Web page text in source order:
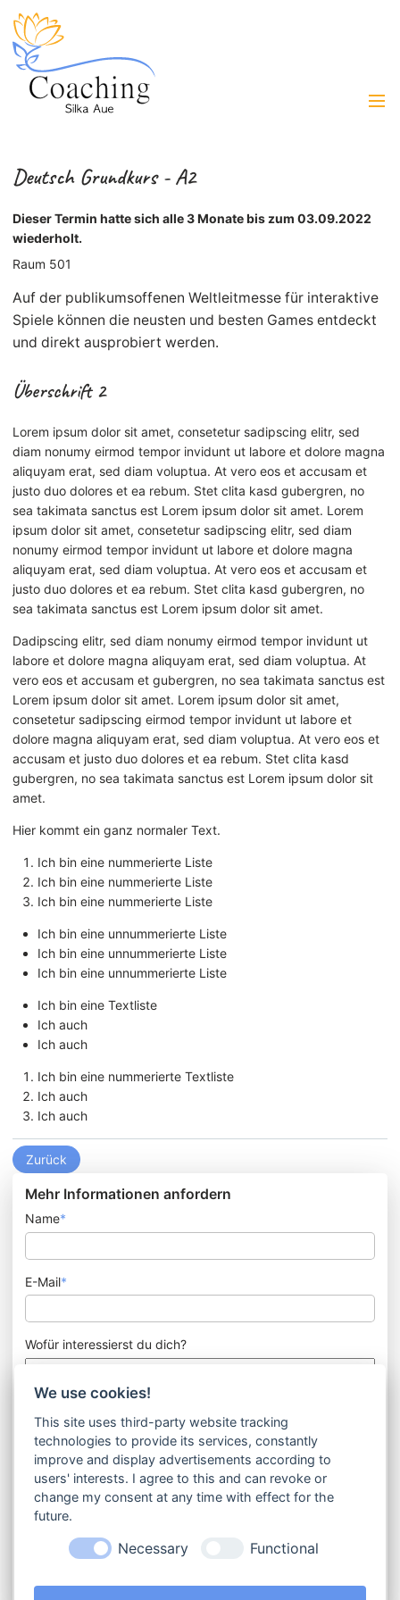
Deutsch Grundkurs - A2
Dieser Termin hatte sich alle 3 Monate bis zum 03.09.2022
wiederholt.
Raum 501
Auf der publikumsoffenen Weltleitmesse für interaktive
Spiele können die neusten und besten Games entdeckt
und direkt ausprobiert werden.
Überschrift 2
Lorem ipsum dolor sit amet, consetetur sadipscing elitr, sed
diam nonumy eirmod tempor invidunt ut labore et dolore magna
aliquyam erat, sed diam voluptua. At vero eos et accusam et
justo duo dolores et ea rebum. Stet clita kasd gubergren, no
sea takimata sanctus est Lorem ipsum dolor sit amet. Lorem
ipsum dolor sit amet, consetetur sadipscing elitr, sed diam
nonumy eirmod tempor invidunt ut labore et dolore magna
aliquyam erat, sed diam voluptua. At vero eos et accusam et
justo duo dolores et ea rebum. Stet clita kasd gubergren, no
sea takimata sanctus est Lorem ipsum dolor sit amet.
Dadipscing elitr, sed diam nonumy eirmod tempor invidunt ut
labore et dolore magna aliquyam erat, sed diam voluptua. At
vero eos et accusam et gubergren, no sea takimata sanctus est
Lorem ipsum dolor sit amet. Lorem ipsum dolor sit amet,
consetetur sadipscing eirmod tempor invidunt ut labore et
dolore magna aliquyam erat, sed diam voluptua. At vero eos et
accusam et justo duo dolores et ea rebum. Stet clita kasd
gubergren, no sea takimata sanctus est Lorem ipsum dolor sit
amet.
Hier kommt ein ganz normaler Text.
Ich bin eine nummerierte Liste
Ich bin eine nummerierte Liste
Ich bin eine nummerierte Liste
Ich bin eine unnummerierte Liste
Ich bin eine unnummerierte Liste
Ich bin eine unnummerierte Liste
Ich bin eine Textliste
Ich auch
Ich auch
Ich bin eine nummerierte Textliste
Ich auch
Ich auch
Zurück
Mehr Informationen anfordern
Name*
E-Mail*
Wofür interessierst du dich?
Kontaktformulars einverstanden. Es gilt die Datenschutzerklärung
(https://coaching-silka-aue.de/datenschutz).
We use cookies!
This site uses third-party website tracking
technologies to provide its services, constantly
improve and display advertisements according to
users' interests. I agree to this and can revoke or
change my consent at any time with effect for the
future.
Necessary Functional